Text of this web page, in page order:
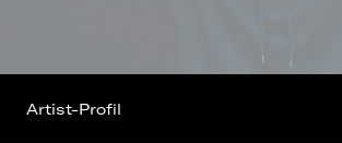
Artist-Profil